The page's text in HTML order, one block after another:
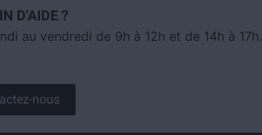
D'AIDE ?
au vendredi de 9h à 12h et de 14h à 17h.
nous